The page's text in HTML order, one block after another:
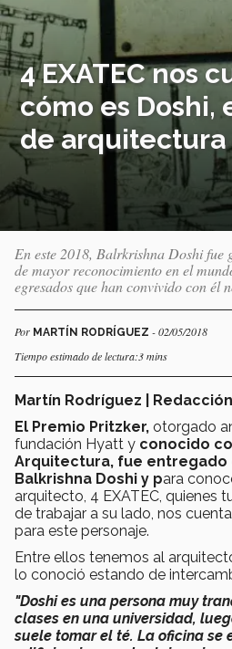
4 EXATEC nos
cómo es Doshi,
de arquitectura
En este 2018, Balrkrishna Doshi fue
de mayor reconocimiento en el
egresados que han convivido con él
Por MARTÍN RODRÍGUEZ - 02/05/2018
Tiempo estimado de lectura:3 mins
Martín Rodríguez |
El Premio Pritzker, otorgado
fundación Hyatt y conocido
Arquitectura, fue entregado
Balkrishna Doshi y para
arquitecto, 4 EXATEC, quienes
de trabajar a su lado, nos
para este personaje.
Entre ellos tenemos al
lo conoció estando de
"Doshi es una persona muy
clases en una universidad,
suele tomar el té. La oficina se